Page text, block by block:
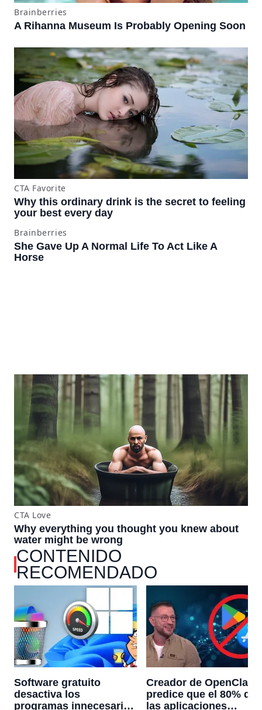
CONTENIDO
RECOMENDADO
Software gratuito
desactiva los
programas innecesarios
Creador de OpenClaw
predice que el 80% de
las aplicaciones